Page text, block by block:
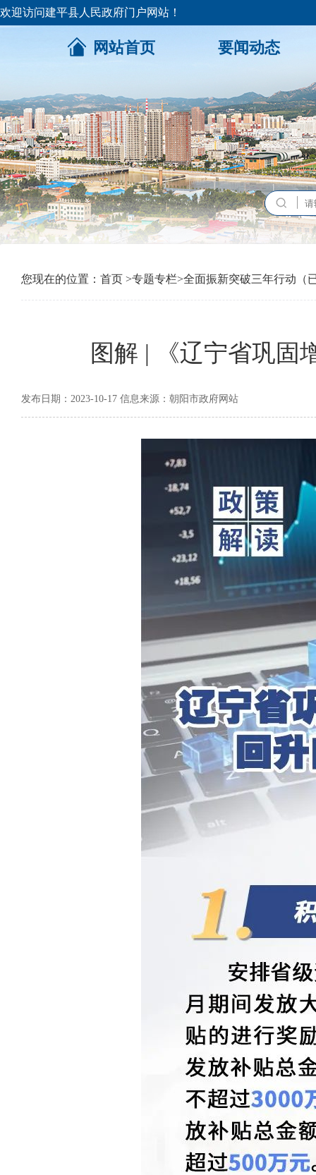
欢迎访问建平县人民政府门户网站！
网站首页 要闻动态
您现在的位置： 首页 >专题专栏>全面振新突破三年行动（
图解 | 《辽宁省巩固
发布日期：2023-10-17 信息来源：朝阳市政府网站